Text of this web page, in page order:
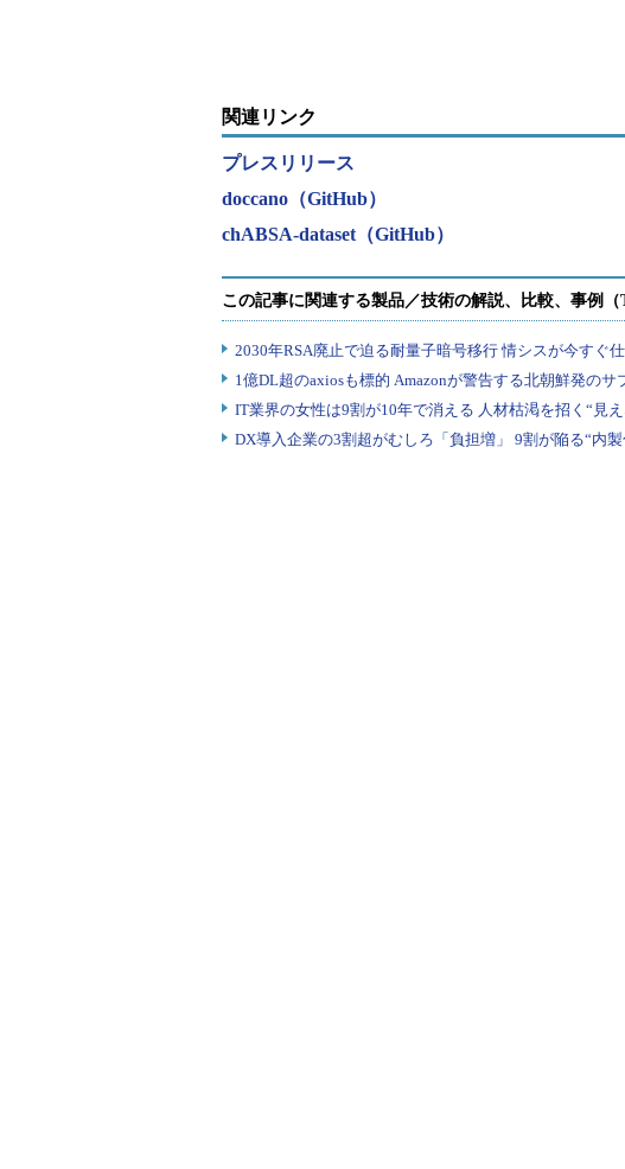
関連リンク
プレスリリース
doccano（GitHub）
chABSA-dataset（GitHub）